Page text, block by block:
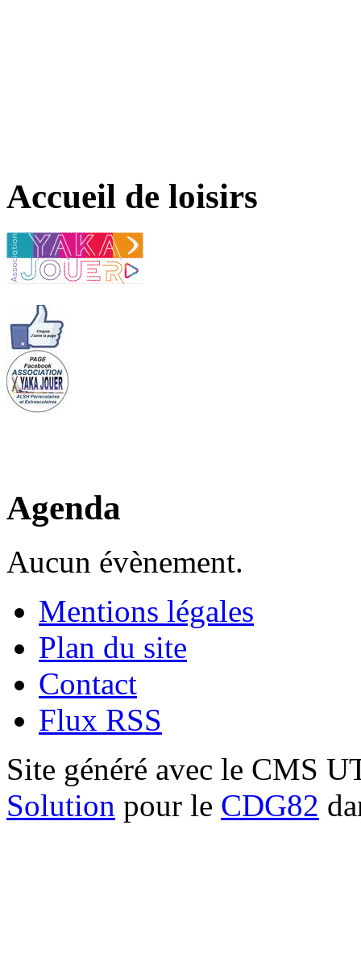
Accueil de loisirs
Agenda
Aucun évènement.
Mentions légales
Plan du site
Contact
Flux RSS
Site généré avec le CMS
Solution pour le CDG82